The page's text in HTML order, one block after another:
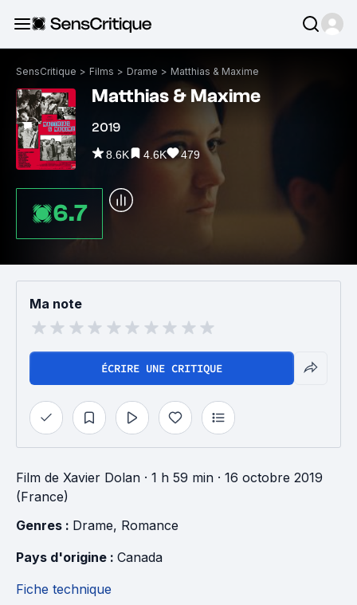
SensCritique > Films > Drame > Matthias & Maxime
Matthias & Maxime
2019
8.6K 4.6K 479
6.7
Ma note
ÉCRIRE UNE CRITIQUE
Film de Xavier Dolan · 1 h 59 min · 16 octobre 2019
(France)
Genres : Drame, Romance
Pays d'origine : Canada
Fiche technique